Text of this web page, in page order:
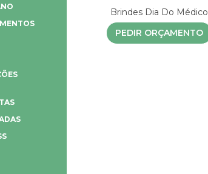
Brindes Dia Do Médico
PEDIR ORÇAMENTO